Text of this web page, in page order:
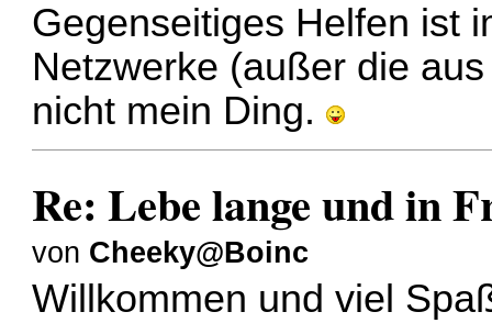
Gegenseitiges Helfen ist
Netzwerke (außer die
nicht mein Ding.
Re: Lebe lange und in
von Cheeky@Boinc
Willkommen und viel